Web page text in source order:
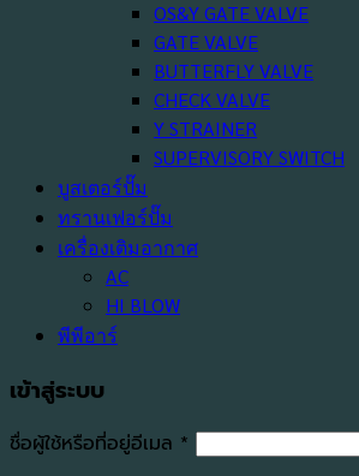
OS&Y GATE VALVE
GATE VALVE
BUTTERFLY VALVE
CHECK VALVE
Y STRAINER
SUPERVISORY SWITCH
บูสเตอร์ปั๊ม
ทรานเฟอร์ปั๊ม
เครื่องเติมอากาศ
AC
HI BLOW
พีพีอาร์
เข้าสู่ระบบ
ชื่อผู้ใช้หรือที่อยู่อีเมล * ต้องการ